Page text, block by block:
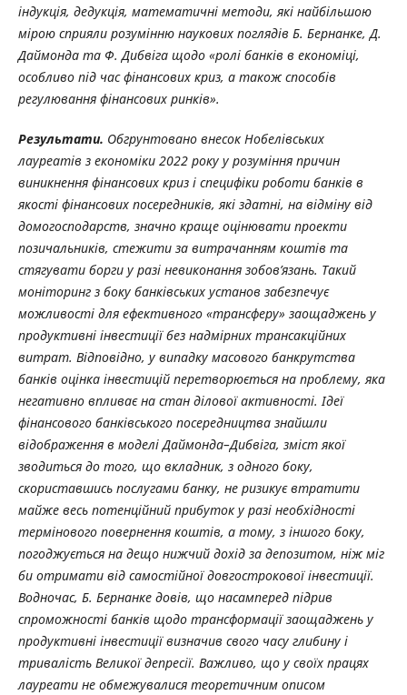
індукція, дедукція, математичні методи, які найбільшою
мірою сприяли розумінню наукових поглядів Б. Бернанке, Д.
Даймонда та Ф. Дибвіга щодо «ролі банків в економіці,
особливо під час фінансових криз, а також способів
регулювання фінансових ринків».
Результати. Обгрунтовано внесок Нобелівських
лауреатів з економіки 2022 року у розуміння причин
виникнення фінансових криз і специфіки роботи банків в
якості фінансових посередників, які здатні, на відміну від
домогосподарств, значно краще оцінювати проекти
позичальників, стежити за витрачанням коштів та
стягувати борги у разі невиконання зобов’язань. Такий
моніторинг з боку банківських установ забезпечує
можливості для ефективного «трансферу» заощаджень у
продуктивні інвестиції без надмірних трансакційних
витрат. Відповідно, у випадку масового банкрутства
банків оцінка інвестицій перетворюється на проблему, яка
негативно впливає на стан ділової активності. Ідеї
фінансового банківського посередництва знайшли
відображення в моделі Даймонда–Дибвіга, зміст якої
зводиться до того, що вкладник, з одного боку,
скориставшись послугами банку, не ризикує втратити
майже весь потенційний прибуток у разі необхідності
термінового повернення коштів, а тому, з іншого боку,
погоджується на дещо нижчий дохід за депозитом, ніж міг
би отримати від самостійної довгострокової інвестиції.
Водночас, Б. Бернанке довів, що насамперед підрив
спроможності банків щодо трансформації заощаджень у
продуктивні інвестиції визначив свого часу глибину і
тривалість Великої депресії. Важливо, що у своїх працях
лауреати не обмежувалися теоретичним описом